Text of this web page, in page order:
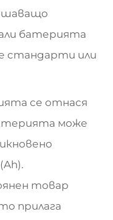
батерията
стандарти или
се отнася
може
товар
прилага